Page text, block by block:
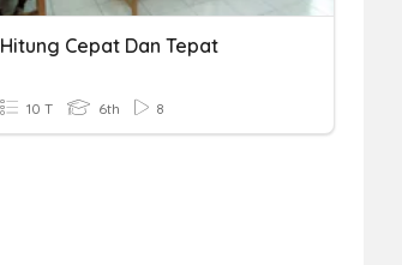
Hitung Cepat Dan Tepat
10 T 6th 8